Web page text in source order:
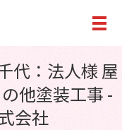
メ
代：法人様 屋
他塗装工事 -
会社